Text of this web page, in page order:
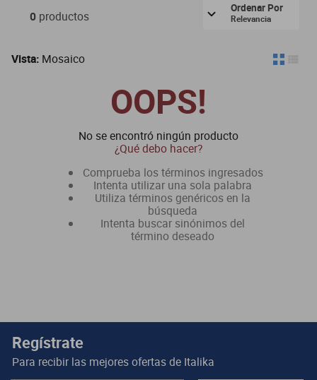
0 productos
Ordenar Por
Relevancia
Vista: Mosaico
OOPS!
No se encontró ningún producto
¿Qué debo hacer?
Comprueba los términos ingresados
Intenta utilizar una sola palabra
Utiliza términos genéricos en la
búsqueda
Intenta buscar sinónimos del
término deseado
Regístrate
Para recibir las mejores ofertas de Italika
dm